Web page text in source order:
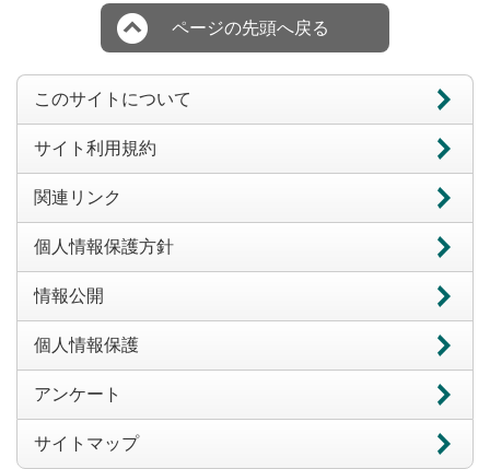
ページの先頭へ戻る
このサイトについて
サイト利用規約
関連リンク
個人情報保護方針
情報公開
個人情報保護
アンケート
サイトマップ